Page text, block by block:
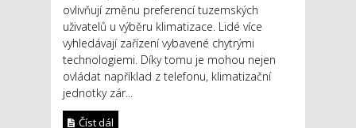
ovlivňují změnu preferencí tuzemských
uživatelů u výběru klimatizace. Lidé více
vyhledávají zařízení vybavené chytrými
technologiemi. Díky tomu je mohou nejen
ovládat například z telefonu, klimatizační
jednotky zár...
Číst dál